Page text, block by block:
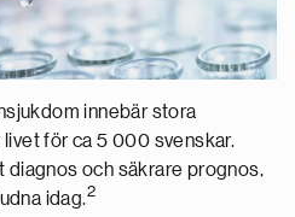
innebär stora
för ca 5 000 svenskar.
och säkrare prognos,
idag.2